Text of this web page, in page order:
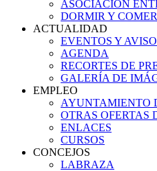
ASOCIACIÓN
DORMIR Y COMER
ACTUALIDAD
EVENTOS Y
AGENDA
RECORTES DE
GALERÍA DE
EMPLEO
AYUNTAMIENTO
OTRAS OFERTAS
ENLACES
CURSOS
CONCEJOS
LABRAZA